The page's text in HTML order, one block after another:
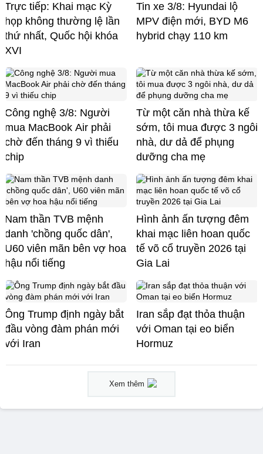
Trực tiếp: Khai mạc Kỳ
họp không thường lệ lần
thứ nhất, Quốc hội khóa
XVI
Tin xe 3/8: Hyundai lộ
MPV điện mới, BYD M6
hybrid chạy 110 km
Công nghệ 3/8: Người
mua MacBook Air phải
chờ đến tháng 9 vì thiếu
chip
Từ một căn nhà thừa kế
sớm, tôi mua được 3 ngôi
nhà, dư dả để phụng
dưỡng cha mẹ
Nam thần TVB mệnh
danh 'chồng quốc dân',
U60 viên mãn bên vợ hoa
hậu nổi tiếng
Hình ảnh ấn tượng đêm
khai mạc liên hoan quốc
tế võ cổ truyền 2026 tại
Gia Lai
Ông Trump định ngày bắt
đầu vòng đàm phán mới
với Iran
Iran sắp đạt thỏa thuận
với Oman tại eo biển
Hormuz
Xem thêm